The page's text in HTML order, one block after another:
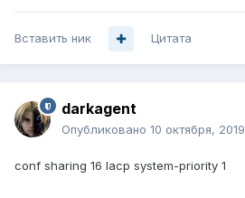
Вставить ник Цитата
darkagent
Опубликовано 10 октября, 2019
conf sharing 16 lacp system-priority 1